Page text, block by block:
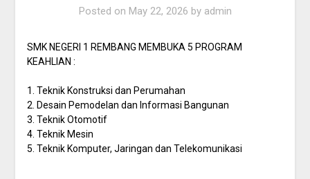
Posted on May 22, 2026 by admin
SMK NEGERI 1 REMBANG MEMBUKA 5 PROGRAM
KEAHLIAN :
1. Teknik Konstruksi dan Perumahan
2. Desain Pemodelan dan Informasi Bangunan
3. Teknik Otomotif
4. Teknik Mesin
5. Teknik Komputer, Jaringan dan Telekomunikasi